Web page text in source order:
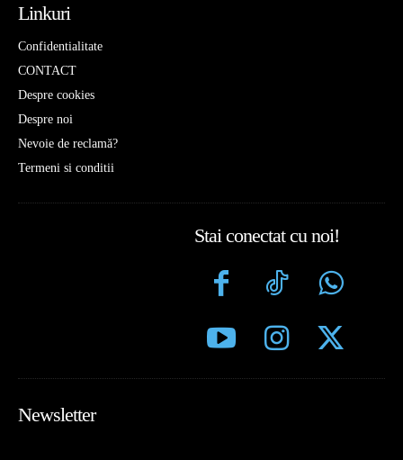
Linkuri
Confidentialitate
CONTACT
Despre cookies
Despre noi
Nevoie de reclamă?
Termeni si conditii
Stai conectat cu noi!
Newsletter